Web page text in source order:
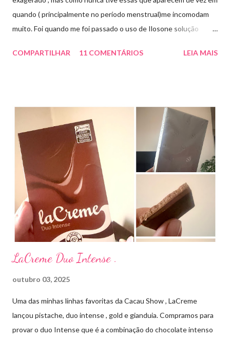
quando ( principalmente no período menstrual)me incomodam
muito. Foi quando me foi passado o uso de Ilosone solução
uma consulta com o dermatologista) O Ilosone é um antibiótico
aplico sobre a acne ( geralmente uso a noite). Informação do
produto: ILOSONE TÓPICO SOLUÇÃO (eritromicina) é um
antibiótico de amplo espectro produzido por uma cepa de
Streptomyces erythraeus. É básico e forma rapidamente sais
com os ácidos. Forma farmacêutica e Apresentação ILOSONE
TÓPICO SOLUÇÃO é apresentado sob a forma líquida em
frascos de 120 ml. USO PEDIÁTRICO E ADULTO. Composição
Cada ml contém: Eritromicina base 20 mg Excipientes q.s....
COMPARTILHAR 11 COMENTÁRIOS LEIA MAIS
LaCreme Duo Intense .
outubro 03, 2025
Uma das minhas linhas favoritas da Cacau Show , LaCreme
lançou pistache, duo intense , gold e gianduia. Compramos para
provar o duo Intense que é a combinação do chocolate intenso